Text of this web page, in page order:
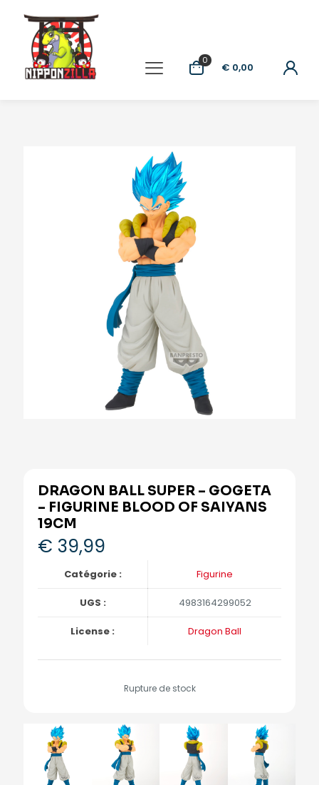
0
€ 0,00
DRAGON BALL SUPER – GOGETA
– FIGURINE BLOOD OF SAIYANS
19CM
€ 39,99
Catégorie : Figurine
UGS : 4983164299052
License : Dragon Ball
Rupture de stock